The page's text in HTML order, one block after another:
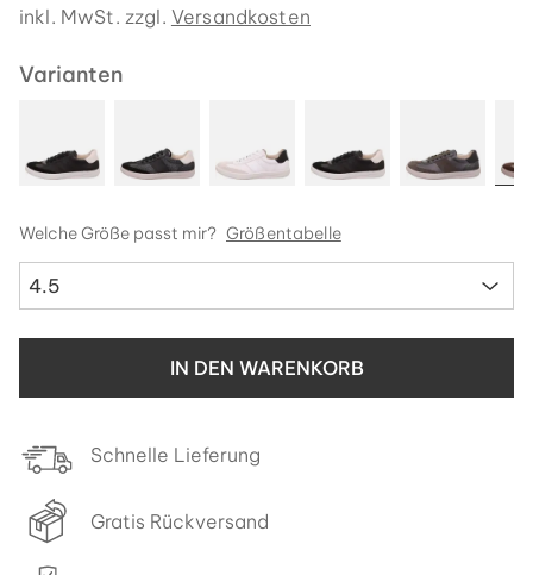
inkl. MwSt. zzgl. Versandkosten
Varianten
Welche Größe passt mir? Größentabelle
4.5
IN DEN WARENKORB
Schnelle Lieferung
Gratis Rückversand